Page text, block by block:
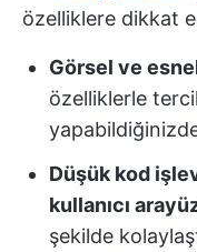
özelliklere dikkat
Görsel ve
özelliklerle
Düşük kod
kullanıcı
şekilde